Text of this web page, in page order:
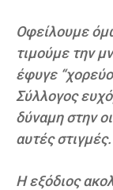
Οφείλουμε
τιμούμε την
έφυγε
Σύλλογος
δύναμη στην
αυτές
Η εξόδιος